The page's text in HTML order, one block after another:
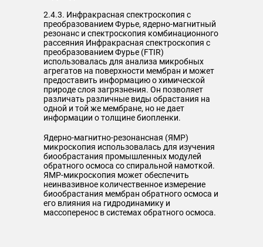
2.4.3. Инфракрасная спектроскопия с
преобразованием Фурье, ядерно-магнитный
резонанс и спектроскопия комбинационного
рассеяния Инфракрасная спектроскопия с
преобразованием Фурье (FTIR)
использовалась для анализа микробных
агрегатов на поверхности мембран и может
предоставить информацию о химической
природе слоя загрязнения. Он позволяет
различать различные виды обрастания на
одной и той же мембране, но не дает
информации о толщине биопленки.
Ядерно-магнитно-резонансная (ЯМР)
микроскопия использовалась для изучения
биообрастания промышленных модулей
обратного осмоса со спиральной намоткой.
ЯМР-микроскопия может обеспечить
неинвазивное количественное измерение
биообрастания мембран обратного осмоса и
его влияния на гидродинамику и
массоперенос в системах обратного осмоса.